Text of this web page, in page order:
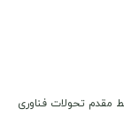
مقدم تحولات فناوری